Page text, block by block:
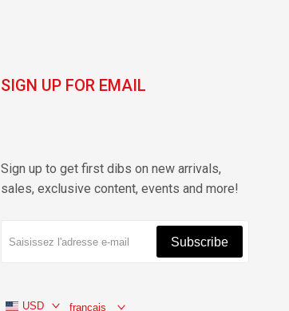
SIGN UP FOR EMAIL
Sign up to get first dibs on new arrivals,
sales, exclusive content, events and more!
Subscribe
USD français